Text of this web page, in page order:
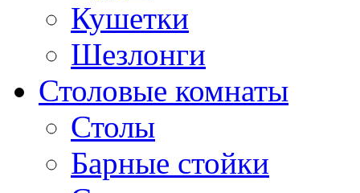
Кушетки
Шезлонги
Столовые комнаты
Столы
Барные стойки